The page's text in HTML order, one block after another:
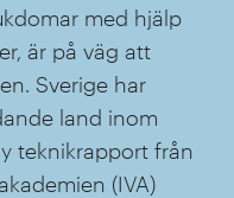
med hjälp
är på väg att
Sverige har
land inom
teknikrapport från
(IVA)